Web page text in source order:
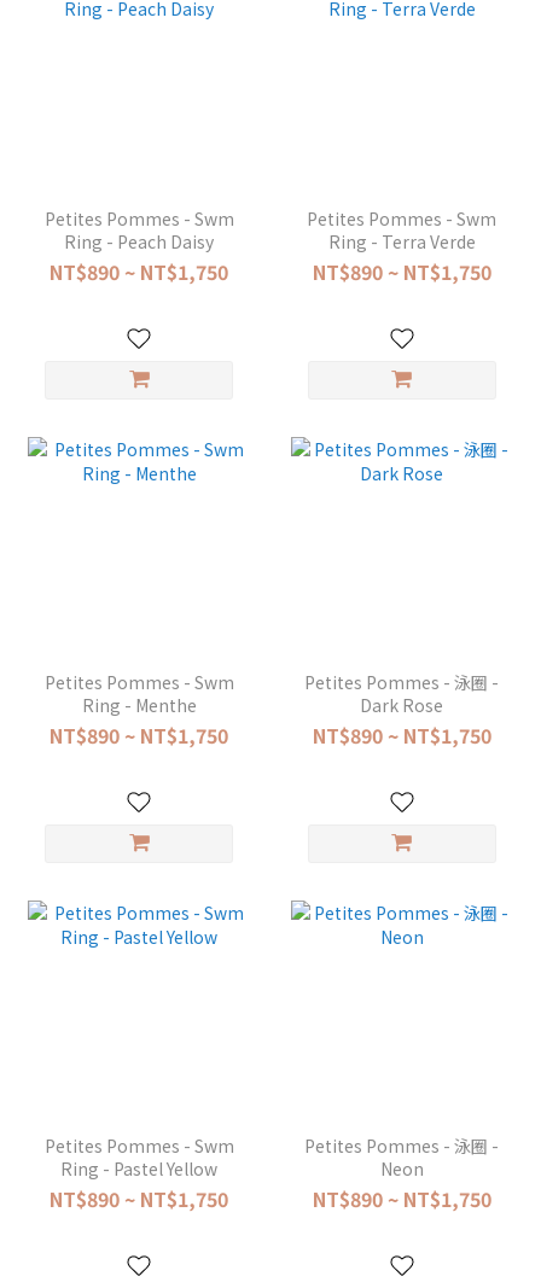
Petites Pommes - Swm
Ring - Peach Daisy
NT$890 ~ NT$1,750
Petites Pommes - Swm
Ring - Terra Verde
NT$890 ~ NT$1,750
Petites Pommes - Swm
Ring - Menthe
NT$890 ~ NT$1,750
Petites Pommes - 泳圈 -
Dark Rose
NT$890 ~ NT$1,750
Petites Pommes - Swm
Ring - Pastel Yellow
NT$890 ~ NT$1,750
Petites Pommes - 泳圈 -
Neon
NT$890 ~ NT$1,750